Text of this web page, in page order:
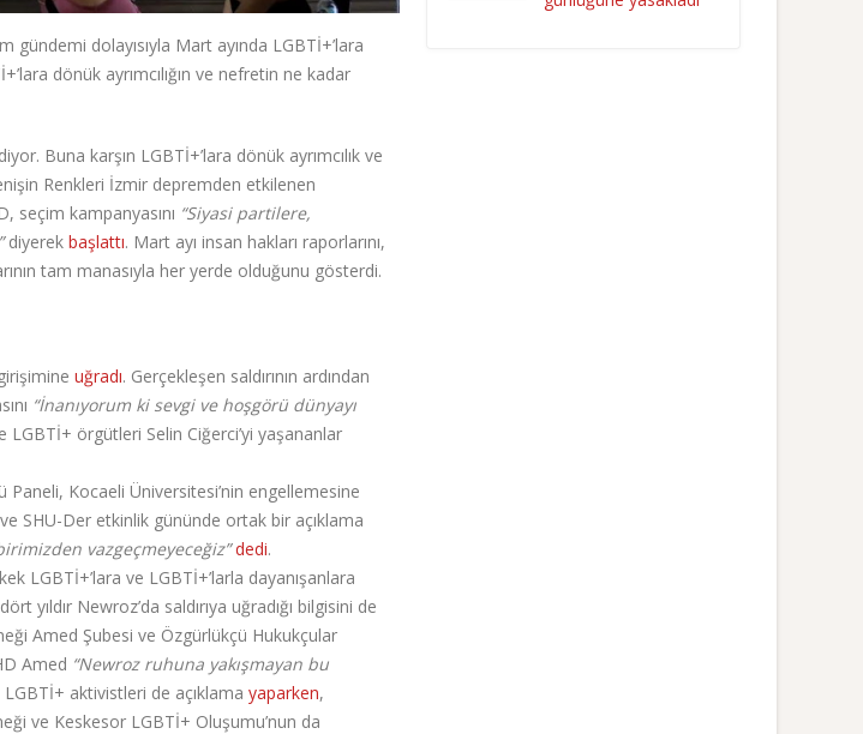
dolayısıyla Mart ayında LGBTİ+’lara
dönük ayrımcılığın ve nefretin ne kadar
Buna karşın LGBTİ+’lara dönük ayrımcılık ve
Renkleri İzmir depremden etkilenen
seçim kampanyasını “Siyasi partilere,
diyerek başlattı. Mart ayı insan hakları raporlarını,
tam manasıyla her yerde olduğunu gösterdi.
uğradı. Gerçekleşen saldırının ardından
“İnanıyorum ki sevgi ve hoşgörü dünyayı
LGBTİ+ örgütleri Selin Ciğerci’yi yaşananlar
Paneli, Kocaeli Üniversitesi’nin engellemesine
SHU-Der etkinlik gününde ortak bir açıklama
vazgeçmeyeceğiz” dedi.
LGBTİ+’lara ve LGBTİ+’larla dayanışanlara
yıldır Newroz’da saldırıya uğradığı bilgisini de
Amed Şubesi ve Özgürlükçü Hukukçular
Amed “Newroz ruhuna yakışmayan bu
LGBTİ+ aktivistleri de açıklama yaparken,
ve Keskesor LGBTİ+ Oluşumu’nun da